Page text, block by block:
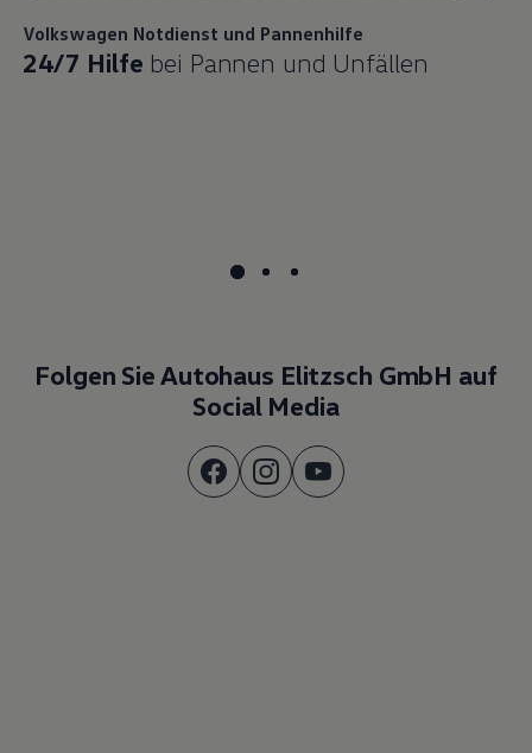
Volkswagen Notdienst und Pannenhilfe
24/7 Hilfe bei Pannen und Unfällen
Folgen Sie Autohaus Elitzsch GmbH auf
Social Media